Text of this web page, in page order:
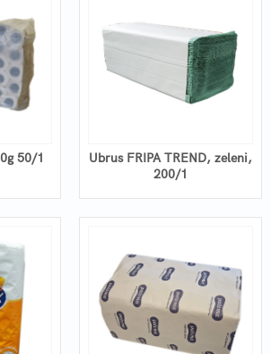
50/1
Ubrus FRIPA TREND, zeleni,
200/1